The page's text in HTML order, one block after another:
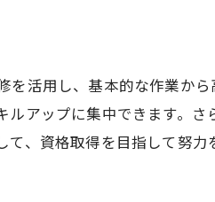
活用し、基本的な作業か
アップに集中できます。さ
、資格取得を目指して努力